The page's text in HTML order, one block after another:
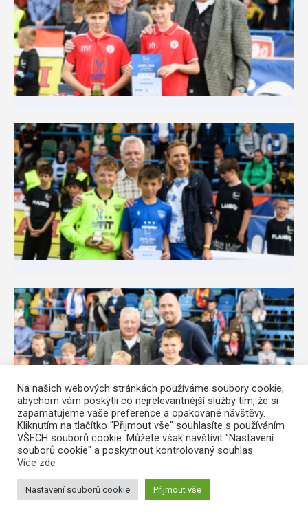
Na našich webových stránkách používáme soubory cookie,
abychom vám poskytli co nejrelevantnější služby tím, že si
zapamatujeme vaše preference a opakované návštěvy.
Kliknutím na tlačítko "Přijmout vše" souhlasíte s používáním
VŠECH souborů cookie. Můžete však navštívit "Nastavení
souborů cookie" a poskytnout kontrolovaný souhlas.
Více zde
Nastavení souborů cookie Přijmout vše